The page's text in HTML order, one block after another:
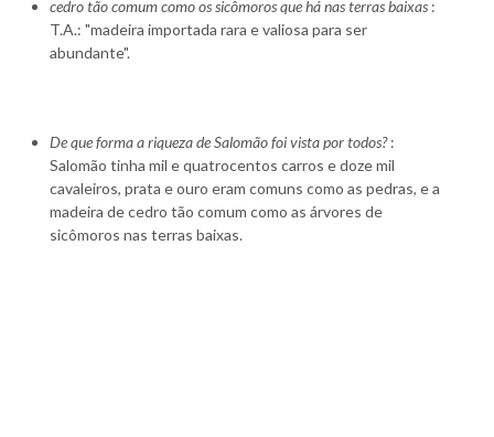
cedro tão comum como os sicômoros que há nas terras baixas :
T.A.: "madeira importada rara e valiosa para ser
abundante".
De que forma a riqueza de Salomão foi vista por todos?:
Salomão tinha mil e quatrocentos carros e doze mil
cavaleiros, prata e ouro eram comuns como as pedras, e a
madeira de cedro tão comum como as árvores de
sicômoros nas terras baixas.